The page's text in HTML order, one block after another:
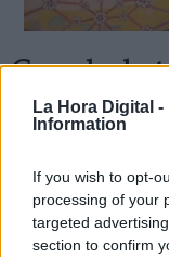
La Hora Digital -
Information
If you wish to opt-
processing of your
targeted
section to confirm
Carcedo
Gobierno
PorSara Gómez
jueves, 6 de junio de 2019